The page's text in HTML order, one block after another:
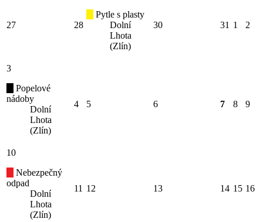
27 28
Pytle s plasty
Dolní
Lhota
(Zlín)
30 31 1 2
3
Popelové
nádoby
Dolní
Lhota
(Zlín)
4 5 6 7 8 9
10
Nebezpečný
odpad
Dolní
Lhota
(Zlín)
11 12 13 14 15 16